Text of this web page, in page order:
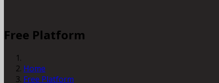
Free Platform
Home
Free Platform